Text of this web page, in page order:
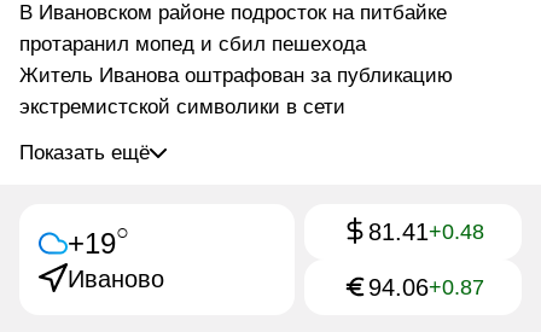
В Ивановском районе подросток на питбайке
протаранил мопед и сбил пешехода
Житель Иванова оштрафован за публикацию
экстремистской символики в сети
Показать ещё
+19○
Иваново
81.41+0.48
94.06+0.87